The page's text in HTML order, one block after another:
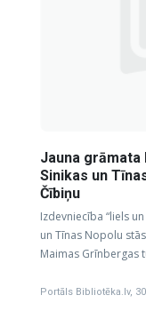
Jauna
Sinikas un
Čībiņu
Izdevniecība “liels
un Tīnas Nopolu
Maimas Grīnbergas
Portāls Bibliotēka.lv,